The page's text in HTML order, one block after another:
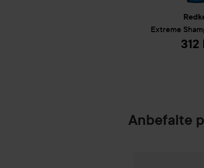
Extreme
312
Anbefalte